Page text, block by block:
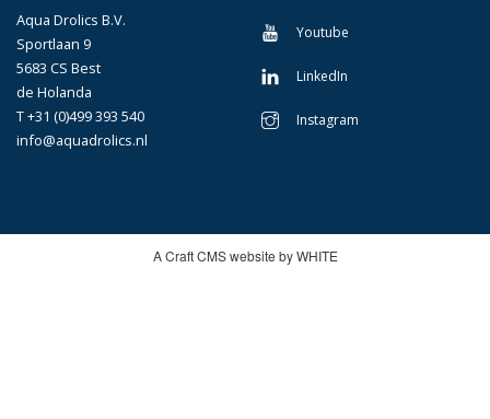
Aqua Drolics B.V.
Sportlaan 9
5683 CS Best
de Holanda
T +31 (0)499 393 540
info@aquadrolics.nl
Youtube
LinkedIn
Instagram
A Craft CMS website by WHITE